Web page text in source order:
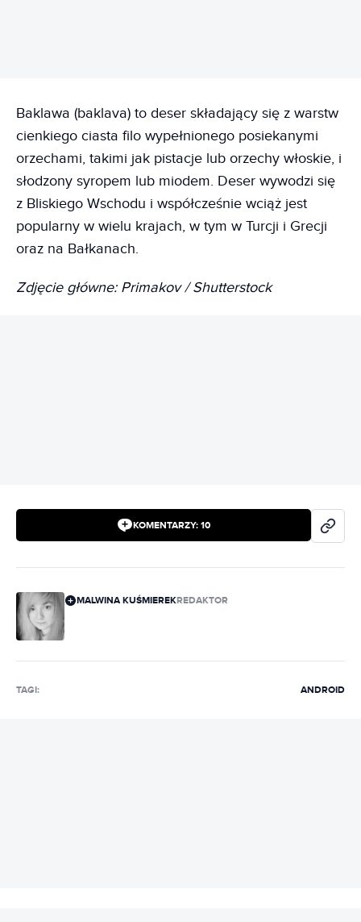
Baklawa (baklava) to deser składający się z warstw
cienkiego ciasta filo wypełnionego posiekanymi
orzechami, takimi jak pistacje lub orzechy włoskie, i
słodzony syropem lub miodem. Deser wywodzi się
z Bliskiego Wschodu i współcześnie wciąż jest
popularny w wielu krajach, w tym w Turcji i Grecji
oraz na Bałkanach.
Zdjęcie główne: Primakov / Shutterstock
KOMENTARZY: 10
MALWINA KUŚMIEREKREDAKTOR
TAGI: ANDROID